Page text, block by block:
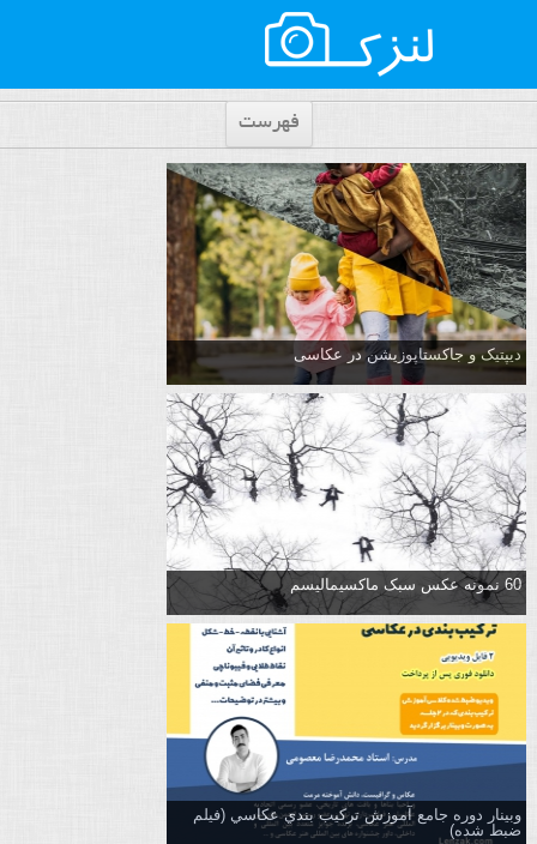
فهرست
دیپتیک و جاکستا‌پوزیشن در عکاسی
60 نمونه عکس سبک ماکسیمالیسم
وبینار دوره جامع آموزش تركيب بندي عكاسي (فیلم
ضبط شده)